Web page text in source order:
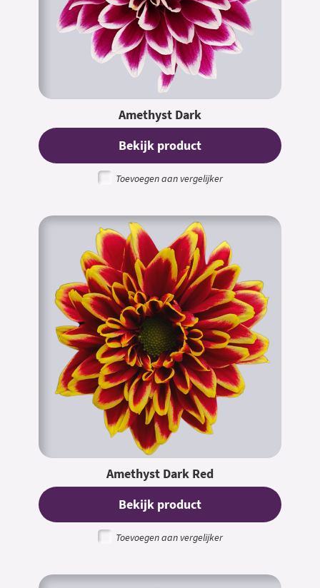
Amethyst Dark
Bekijk product
Toevoegen aan vergelijker
Amethyst Dark Red
Bekijk product
Toevoegen aan vergelijker